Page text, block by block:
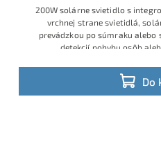
Do
200W solárne svietidlo s
vrchnej strane svietidlá,
prevádzkou po súmraku alebo
detekcií pohybu osôb